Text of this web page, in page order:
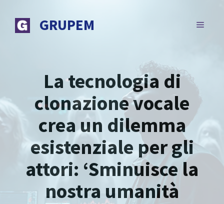
contenuto
GRUPEM MENU
La tecnologia di
clonazione vocale
crea un dilemma
esistenziale per gli
attori: ‘Sminuisce la
nostra umanità